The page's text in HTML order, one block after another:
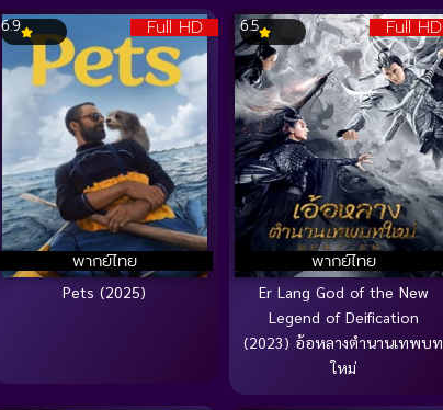
Full HD
พากย์ไทย
6.9
Pets (2025)
Full HD
พากย์ไทย
6.5
Er Lang God of the New
Legend of Deification
(2023) อ้อหลางตำนานเทพบท
ใหม่